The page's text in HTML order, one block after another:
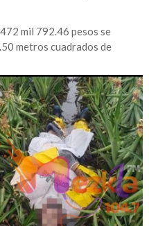
mil 792.46 pesos se
metros cuadrados de